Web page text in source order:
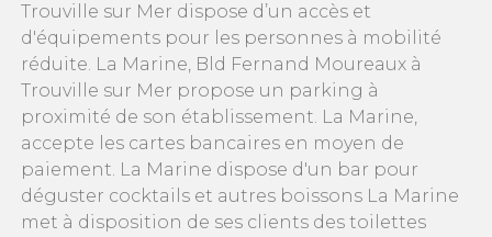
Trouville sur Mer dispose d’un accès et
d'équipements pour les personnes à mobilité
réduite. La Marine, Bld Fernand Moureaux à
Trouville sur Mer propose un parking à
proximité de son établissement. La Marine,
accepte les cartes bancaires en moyen de
paiement. La Marine dispose d'un bar pour
déguster cocktails et autres boissons La Marine
met à disposition de ses clients des toilettes